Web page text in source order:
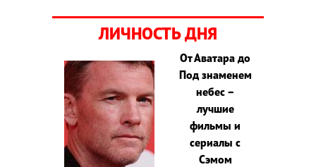
ЛИЧНОСТЬ ДНЯ
От Аватара до
Под знаменем
небес –
лучшие
фильмы и
сериалы с
Сэмом